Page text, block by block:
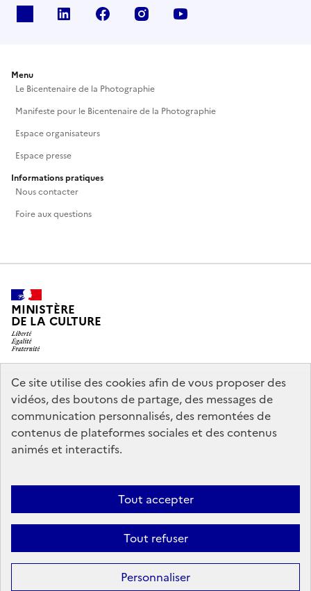
Ce site utilise des cookies afin de vous proposer des
vidéos, des boutons de partage, des messages de
communication personnalisés, des remontées de
contenus de plateformes sociales et des contenus
animés et interactifs.
Tout accepter
Tout refuser
Personnaliser
Linkedin Facebook Instagram
Menu
Le Bicentenaire de la Photographie
Manifeste pour le Bicentenaire de la Photographie
Espace organisateurs
Espace presse
Informations pratiques
Nous contacter
Foire aux questions
MINISTÈRE
DE LA CULTURE
legifrance.gouv.fr
info.gouv.fr
service-public.gouv.fr
data.gouv.fr
Politique d’utilisation des témoins de connexion (cookies)
Politique
Mentions légales
Nous contacter
Sauf mention contraire, tous les contenus de ce site sont sous